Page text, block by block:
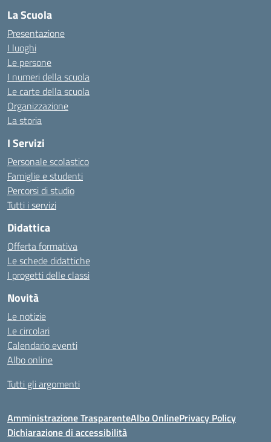
La Scuola
Presentazione
I luoghi
Le persone
I numeri della scuola
Le carte della scuola
Organizzazione
La storia
I Servizi
Personale scolastico
Famiglie e studenti
Percorsi di studio
Tutti i servizi
Didattica
Offerta formativa
Le schede didattiche
I progetti delle classi
Novità
Le notizie
Le circolari
Calendario eventi
Albo online
Tutti gli argomenti
Amministrazione TrasparenteAlbo OnlinePrivacy Policy
Dichiarazione di accessibilità